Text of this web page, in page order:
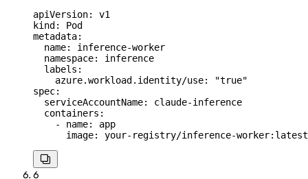
apiVersion: v1
kind : Pod
metadata:
  name
: inference-worker
  namespace
: inference
  labels
:
    azure.workload.identity/use
:
"true"
spec:
  serviceAccountName
: claude-inference
  containers
:
    -
name: app
      image
: your-registry/inference-worker:latest

6